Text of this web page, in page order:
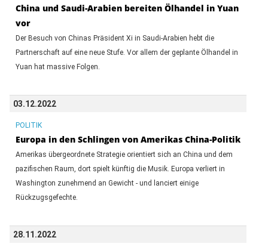
China und Saudi-Arabien bereiten Ölhandel in Yuan
vor
Der Besuch von Chinas Präsident Xi in Saudi-Arabien hebt die
Partnerschaft auf eine neue Stufe. Vor allem der geplante Ölhandel in
Yuan hat massive Folgen.
03.12.2022
POLITIK
Europa in den Schlingen von Amerikas China-Politik
Amerikas übergeordnete Strategie orientiert sich an China und dem
pazifischen Raum, dort spielt künftig die Musik. Europa verliert in
Washington zunehmend an Gewicht - und lanciert einige
Rückzugsgefechte.
28.11.2022